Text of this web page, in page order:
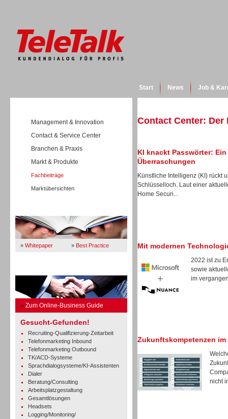
Start News Job &
Management & Innovation
Contact & Service Center
Branchen & Praxis
Markt & Produkte
Fachbeiträge
Marktübersichten
» Whitepaper » Best Practice
» Zum Online-Business Guide
Gesucht-Gefunden!
Recruiting-Qualifizierung-Zeitarbeit
Telefonmarketing Inbound
Telefonmarketing Outbound
TK/ACD-Systeme
Sprachdialogsysteme/KI-Assistenten
Dialer
Beratung/Consulting
Arbeitsplatzgestaltung
Gesamtlösungen
Headsets
Logging/Monitoring/
Contact Center:
KI knackt Passwörter:
Überraschungen
Künstliche Intelligenz (KI) rückt
Schlüsselloch. Laut einer
Home Securi...
Mit modernen
2022 ist zu
sowie
im
Zukunftskompetenzen im
nicht